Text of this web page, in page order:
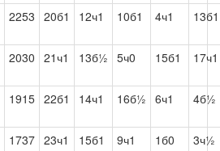
2253 20б1 12ч1 10б1 4ч1 13б1
2030 21ч1 13б½ 5ч0 15б1 17ч1
1915 22б1 14ч1 16б½ 6ч1 4б½
1737 23ч1 15б1 9ч1 1б0 3ч½